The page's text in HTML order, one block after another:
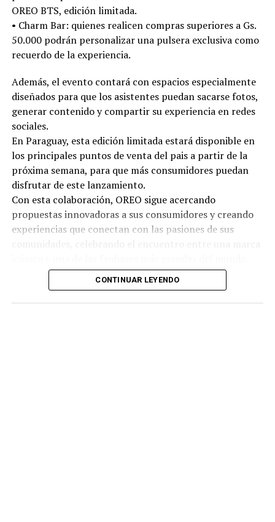
OREO BTS, edición limitada.
•⁠ ⁠Charm Bar: quienes realicen compras superiores a Gs.
50.000 podrán personalizar una pulsera exclusiva como
recuerdo de la experiencia.
Además, el evento contará con espacios especialmente
diseñados para que los asistentes puedan sacarse fotos,
generar contenido y compartir su experiencia en redes
sociales.
En Paraguay, esta edición limitada estará disponible en
los principales puntos de venta del pais a partir de la
próxima semana, para que más consumidores puedan
disfrutar de este lanzamiento.
Con esta colaboración, OREO sigue acercando
propuestas innovadoras a sus consumidores y creando
experiencias que conectan con las pasiones de sus
CONTINUAR LEYENDO